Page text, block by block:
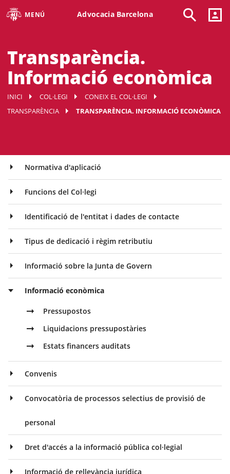
MENÚ Advocacia Barcelona
Transparència.
Informació econòmica
INICI COL·LEGI
CONEIX EL COL·LEGI
TRANSPARÈNCIA
TRANSPARÈNCIA. INFORMACIÓ ECONÒMICA
Normativa d'aplicació
Funcions del Col·legi
Identificació de l'entitat i dades de contacte
Tipus de dedicació i règim retributiu
Informació sobre la Junta de Govern
Informació econòmica
Pressupostos
Liquidacions pressupostàries
Estats financers auditats
Convenis
Convocatòria de processos selectius de provisió de
personal
Dret d'accés a la informació pública col·legial
Informació de rellevància jurídica